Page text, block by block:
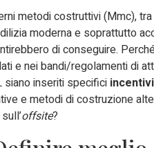
metodi costruttivi (Mmc),
moderna e soprattutto
di conseguire.
e nei bandi/regolamenti di
siano inseriti specifici
e metodi di costruzione
offsite?